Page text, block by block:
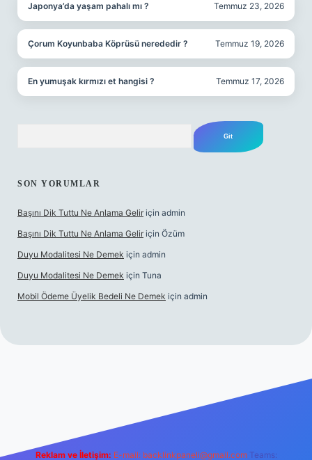
Japonya’da yaşam pahalı mı ? Temmuz 23, 2026
Çorum Koyunbaba Köprüsü nerededir ? Temmuz 19, 2026
En yumuşak kırmızı et hangisi ? Temmuz 17, 2026
SON YORUMLAR
Başını Dik Tuttu Ne Anlama Gelir için admin
Başını Dik Tuttu Ne Anlama Gelir için Özüm
Duyu Modalitesi Ne Demek için admin
Duyu Modalitesi Ne Demek için Tuna
Mobil Ödeme Üyelik Bedeli Ne Demek için admin
Reklam ve İletişim: E-mail: backlinkpaneli@gmail.com Teams: